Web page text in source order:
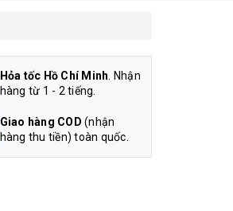
Hỏa tốc Hồ Chí Minh. Nhận
hàng từ 1 - 2 tiếng.
Giao hàng COD (nhận
hàng thu tiền) toàn quốc.